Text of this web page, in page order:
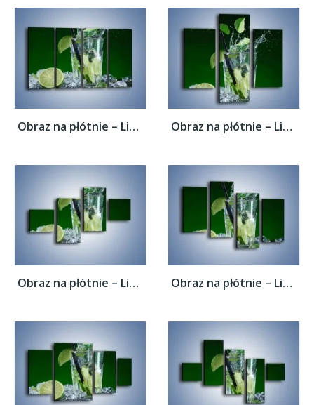
Obraz na płótnie – Limonka z lodem dla... Obraz na płótnie – Limonka z lodem dla...
Obraz na płótnie – Limonka z lodem dla... Obraz na płótnie – Limonka z lodem dla...